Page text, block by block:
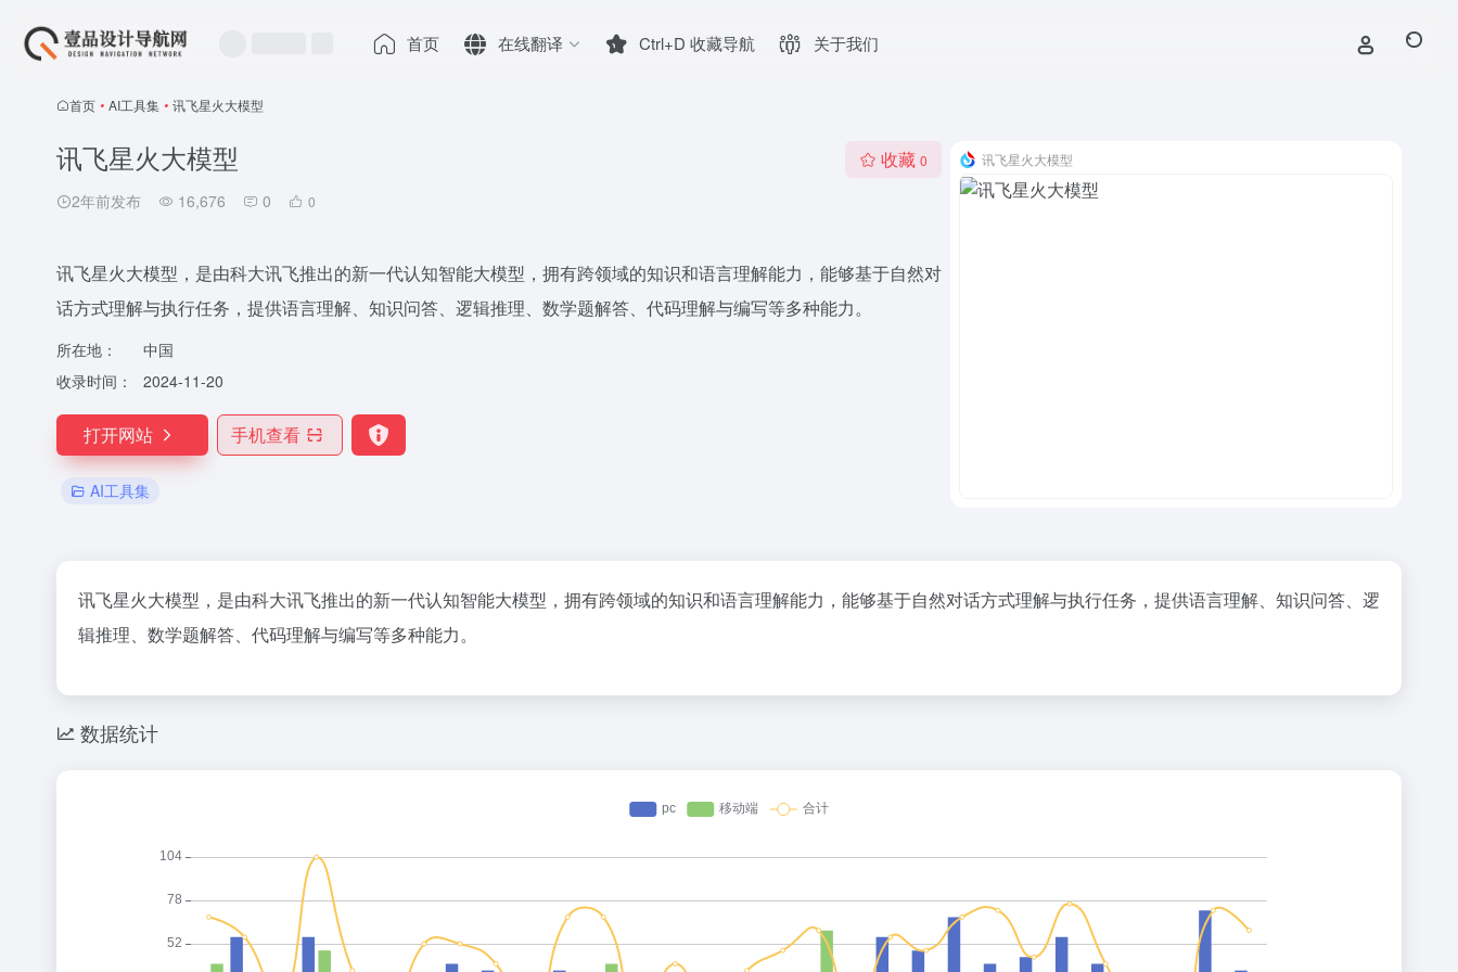
首页 在线翻译 Ctrl+D 收藏导航 关于我们
首页 • AI工具集 • 讯飞星火大模型
讯飞星火大模型
2年前发布 16,676 0 0
收藏 0
讯飞星火大模型，是由科大讯飞推出的新一代认知智能大模型，拥有跨领域的知识和语言理解能力，能够基于自然对
话方式理解与执行任务，提供语言理解、知识问答、逻辑推理、数学题解答、代码理解与编写等多种能力。
所在地：
中国
收录时间：
2024-11-20
打开网站 手机查看
AI工具集
讯飞星火大模型
讯飞星火大模型，是由科大讯飞推出的新一代认知智能大模型，拥有跨领域的知识和语言理解能力，能够基于自然对话方式理解与执行任务，提供语言理解、知识问答、逻
辑推理、数学题解答、代码理解与编写等多种能力。
数据统计